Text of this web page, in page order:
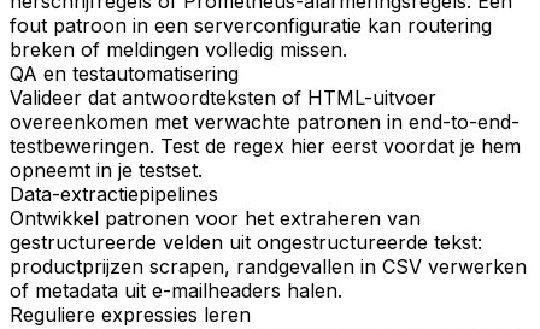
fout patroon in een serverconfiguratie kan routering
breken of meldingen volledig missen.
QA en testautomatisering
Valideer dat antwoordteksten of HTML-uitvoer
overeenkomen met verwachte patronen in end-to-end-
testbeweringen. Test de regex hier eerst voordat je hem
opneemt in je testset.
Data-extractiepipelines
Ontwikkel patronen voor het extraheren van
gestructureerde velden uit ongestructureerde tekst:
productprijzen scrapen, randgevallen in CSV verwerken
of metadata uit e-mailheaders halen.
Reguliere expressies leren